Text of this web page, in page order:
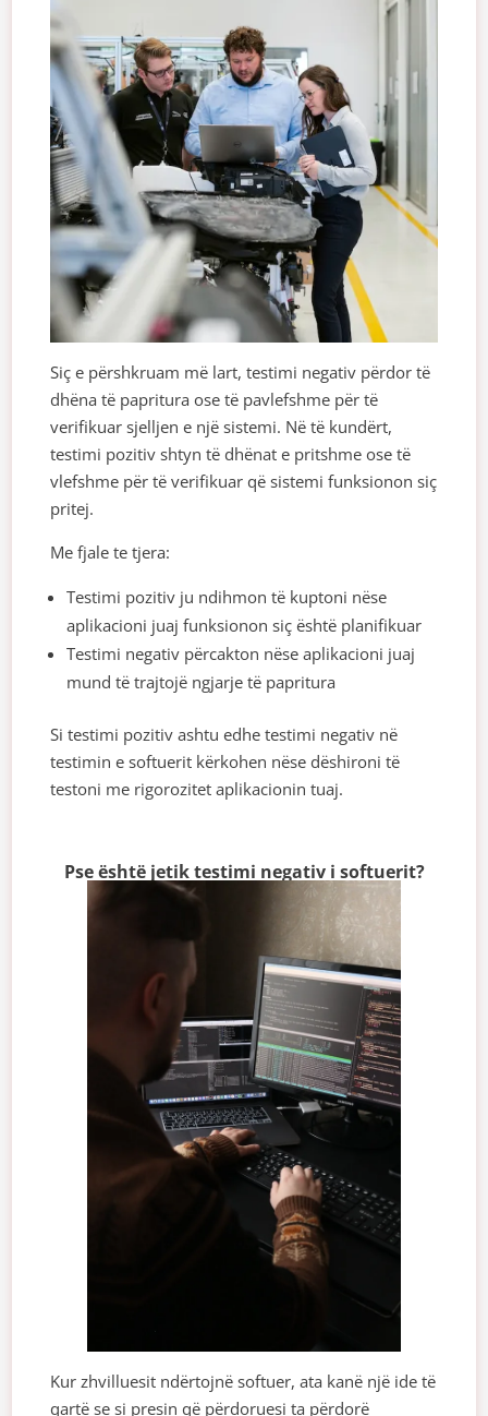
Siç e përshkruam më lart, testimi negativ përdor të
dhëna të papritura ose të pavlefshme për të
verifikuar sjelljen e një sistemi. Në të kundërt,
testimi pozitiv shtyn të dhënat e pritshme ose të
vlefshme për të verifikuar që sistemi funksionon siç
pritej.
Me fjale te tjera:
Testimi pozitiv ju ndihmon të kuptoni nëse
aplikacioni juaj funksionon siç është planifikuar
Testimi negativ përcakton nëse aplikacioni juaj
mund të trajtojë ngjarje të papritura
Si testimi pozitiv ashtu edhe testimi negativ në
testimin e softuerit kërkohen nëse dëshironi të
testoni me rigorozitet aplikacionin tuaj.
Pse është jetik testimi negativ i softuerit?
Kur zhvilluesit ndërtojnë softuer, ata kanë një ide të
qartë se si presin që përdoruesi ta përdorë